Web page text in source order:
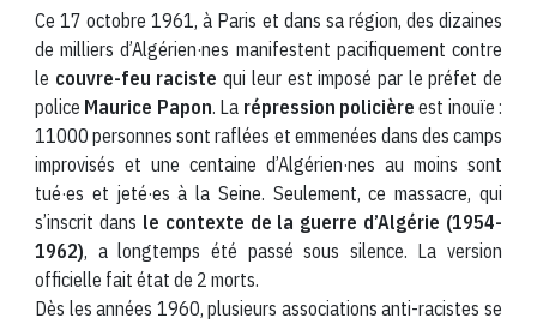
Ce 17 octobre 1961, à Paris et dans sa région, des dizaines
de milliers d’Algérien·nes manifestent pacifiquement contre
le couvre-feu raciste qui leur est imposé par le préfet de
police Maurice Papon. La répression policière est inouïe :
11000 personnes sont raflées et emmenées dans des camps
improvisés et une centaine d’Algérien·nes au moins sont
tué·es et jeté·es à la Seine. Seulement, ce massacre, qui
s’inscrit dans le contexte de la guerre d’Algérie (1954-
1962), a longtemps été passé sous silence. La version
officielle fait état de 2 morts.
Dès les années 1960, plusieurs associations anti-racistes se